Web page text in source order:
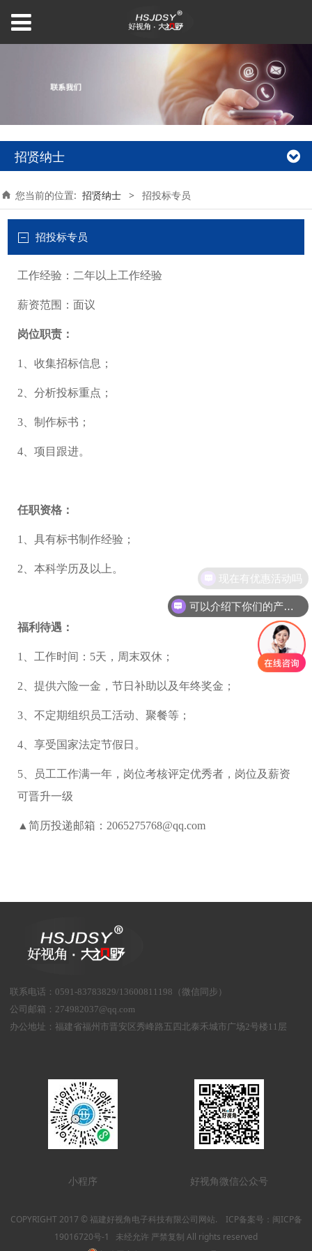
招贤纳士
您当前的位置: 招贤纳士 > 招投标专员
招投标专员
工作经验：二年以上工作经验
薪资范围：面议
岗位职责：
1、收集招标信息；
2、分析投标重点；
3、制作标书；
4、项目跟进。
任职资格：
1、具有标书制作经验；
2、本科学历及以上。
福利待遇：
1、工作时间：5天，周末双休；
2、提供六险一金，节日补助以及年终奖金；
3、不定期组织员工活动、聚餐等；
4、享受国家法定节假日。
5、员工工作满一年，岗位考核评定优秀者，岗位及薪资
可晋升一级
▲简历投递邮箱：2065275768@qq.com
联系电话 ： 0591-83783829/13600811198（微信同步）
公司邮箱： 274982037@qq.com
办公地址： 福建省福州市晋安区秀峰路五四北泰禾城市广场2号楼11层
小程序 好视角微信公众号
COPYRIGHT 2017 © 福建好视角电子科技有限公司网站. ICP备案号： 闽ICP备
19016720号-1
未经允许 严禁复制 All rights reserved
可以介绍下你们的产品么
现在有优惠活动吗